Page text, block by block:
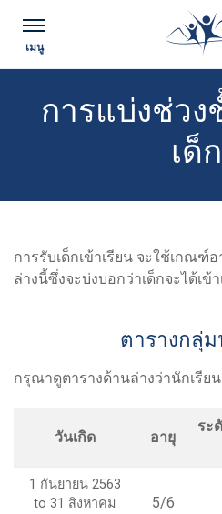
เมนู
การแบ่งช่ว
เด็
การรับเด็กเข้าเรียน จะใช้เกณฑ์
ล่างนี้ซึ่งจะบ่งบอกว่าเด็กจะได้เข้
ตารางกลุ่ม
กรุณาดูตารางด้านล่างว่านักเรีย
วันเกิด อายุ
ระ
1 กันยายน 2563
to 31 สิงหาคม
5/6